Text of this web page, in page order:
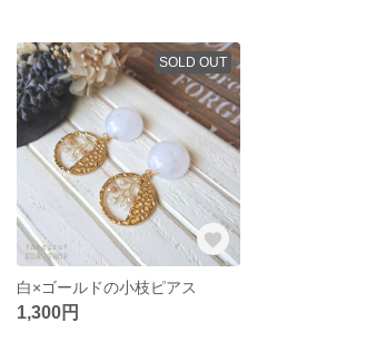
SOLD OUT
白×ゴールドの小枝ピアス
1,300円